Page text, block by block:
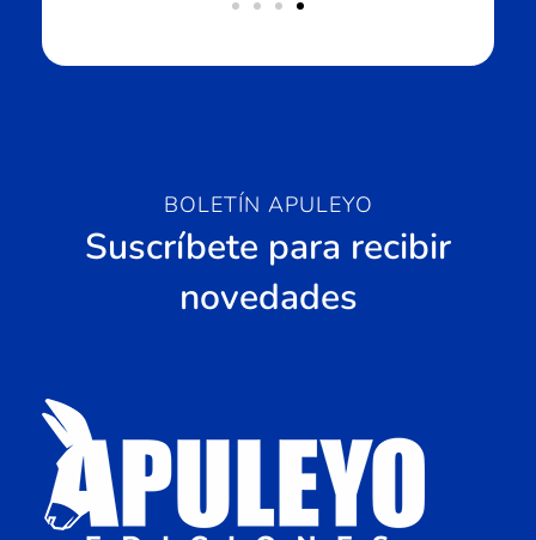
BOLETÍN APULEYO
Suscríbete para recibir
novedades